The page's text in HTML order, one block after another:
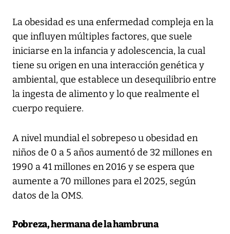
La obesidad es una enfermedad compleja en la
que influyen múltiples factores, que suele
iniciarse en la infancia y adolescencia, la cual
tiene su origen en una interacción genética y
ambiental, que establece un desequilibrio entre
la ingesta de alimento y lo que realmente el
cuerpo requiere.
A nivel mundial el sobrepeso u obesidad en
niños de 0 a 5 años aumentó de 32 millones en
1990 a 41 millones en 2016 y se espera que
aumente a 70 millones para el 2025, según
datos de la OMS.
Pobreza, hermana de la hambruna